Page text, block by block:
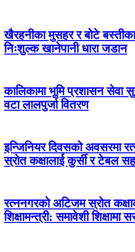
खैरहनीका मुसहर र बोटे
निःशुल्क खानेपानी धारा जडान
कालिकामा भूमि प्रशासन सेवा
वटा लालपुर्जा वितरण
इन्जिनियर दिवसको अवसरमा
स्रोत कक्षालाई कुर्सी र टेबल
रत्ननगरको अटिजम स्रोत
शिक्षामन्त्री: समावेशी शिक्षामा